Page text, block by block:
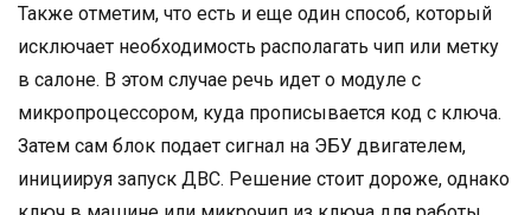
Также отметим, что есть и еще один способ, который
исключает необходимость располагать чип или метку
в салоне. В этом случае речь идет о модуле с
микропроцессором, куда прописывается код с ключа.
Затем сам блок подает сигнал на ЭБУ двигателем,
инициируя запуск ДВС. Решение стоит дороже, однако